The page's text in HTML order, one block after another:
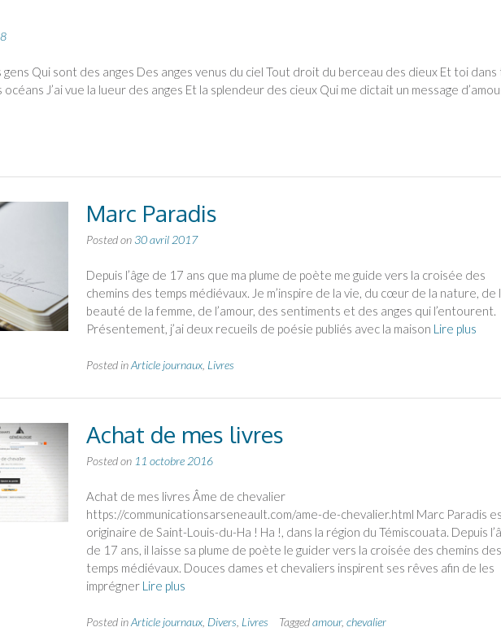
gens Qui sont des anges Des anges venus du ciel Tout droit du berceau des dieux Et toi dans
J’ai vue la lueur des anges Et la splendeur des cieux Qui me dictait un message
Marc Paradis
Posted on 30 avril 2017
Depuis l’âge de 17 ans que ma plume de poète me guide vers la croisée des
chemins des temps médiévaux. Je m’inspire de la vie, du cœur de la nature, de
beauté de la femme, de l’amour, des sentiments et des anges qui l’entourent.
Présentement, j’ai deux recueils de poésie publiés avec la maison Lire plus
Posted inArticle journaux, Livres
Achat de mes livres
Posted on 11 octobre 2016
Achat de mes livres Âme de chevalier
https://communicationsarseneault.com/ame-de-chevalier.html Marc Paradis
originaire de Saint-Louis-du-Ha ! Ha !, dans la région du Témiscouata. Depuis
de 17 ans, il laisse sa plume de poète le guider vers la croisée des chemins des
temps médiévaux. Douces dames et chevaliers inspirent ses rêves afin de les
imprégner Lire plus
Posted inArticle journaux, Divers Livres Taggedamour, chevalier